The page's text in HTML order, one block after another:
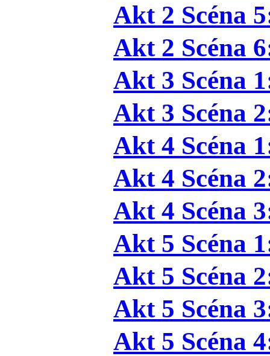
Akt 2 Scéna
Akt 2 Scéna
Akt 3 Scéna
Akt 3 Scéna
Akt 4 Scéna
Akt 4 Scéna
Akt 4 Scéna
Akt 5 Scéna
Akt 5 Scéna
Akt 5 Scéna
Akt 5 Scéna